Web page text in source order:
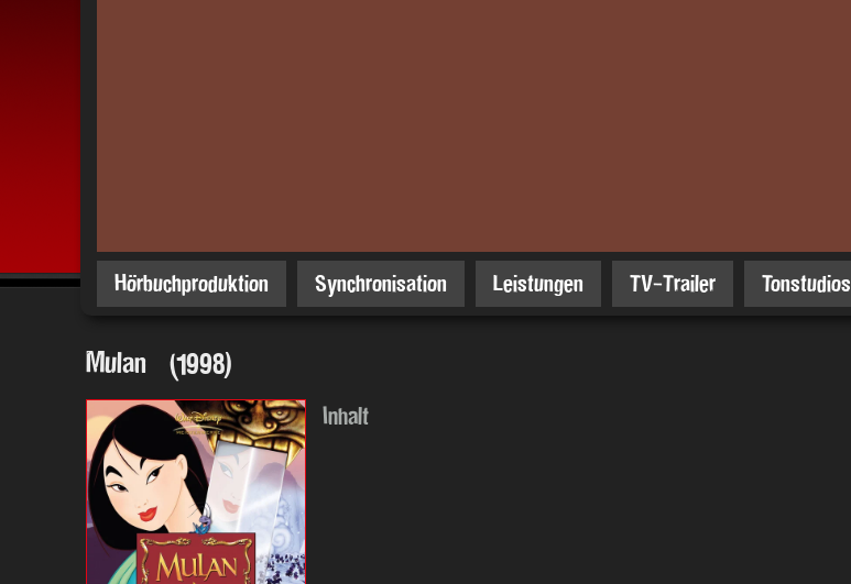
Hörbuchproduktion Synchronisation Leistungen TV-Trailer Tonstudios
Mulan (1998)
Inhalt